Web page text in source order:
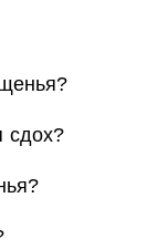
сдох?